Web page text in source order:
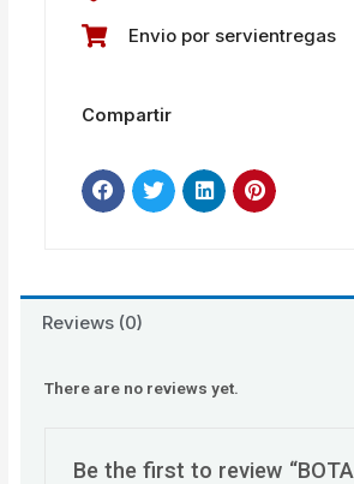
Envio por servientregas
Compartir
Reviews (0)
There are no reviews yet.
Be the first to review “BOTA